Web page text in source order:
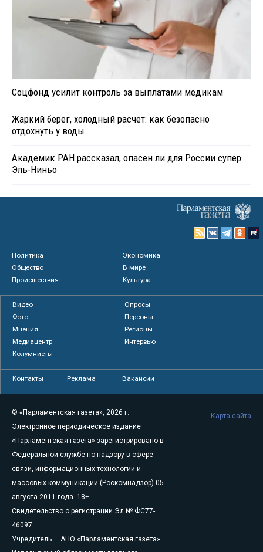
Соцфонд усилит контроль за выплатами медикам
Жаркий берег, холодный расчет: как безопасно
отдохнуть у воды
Академик РАН рассказал, опасен ли для России супер
Эль-Ниньо
Политика
Экономика
Общество
В мире
Происшествия
Культура
Видео
Опросы
Фото
Персоны
Мнения
Регионы
Медиацентр
Интервью
Колумнисты
Контакты Реклама Вакансии
© «Парламентская газета», 2026 г.
Электронное периодическое издание
«Парламентская газета» зарегистрировано в
Федеральной службе по надзору в сфере
связи, информационных технологий и
массовых коммуникаций (Роскомнадзор) 05
августа 2011 года. 18+
Свидетельство о регистрации Эл № ФС77-
46097
Учредитель — АНО «Парламентская газета»
Карта сайта